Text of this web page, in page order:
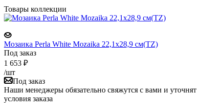
Товары коллекции
Мозаика Perla White Mozaika 22,1x28,9 см(TZ)
Под заказ
1 653 ₽
/шт
Под заказ
Наши менеджеры обязательно свяжутся с вами и уточнят
условия заказа